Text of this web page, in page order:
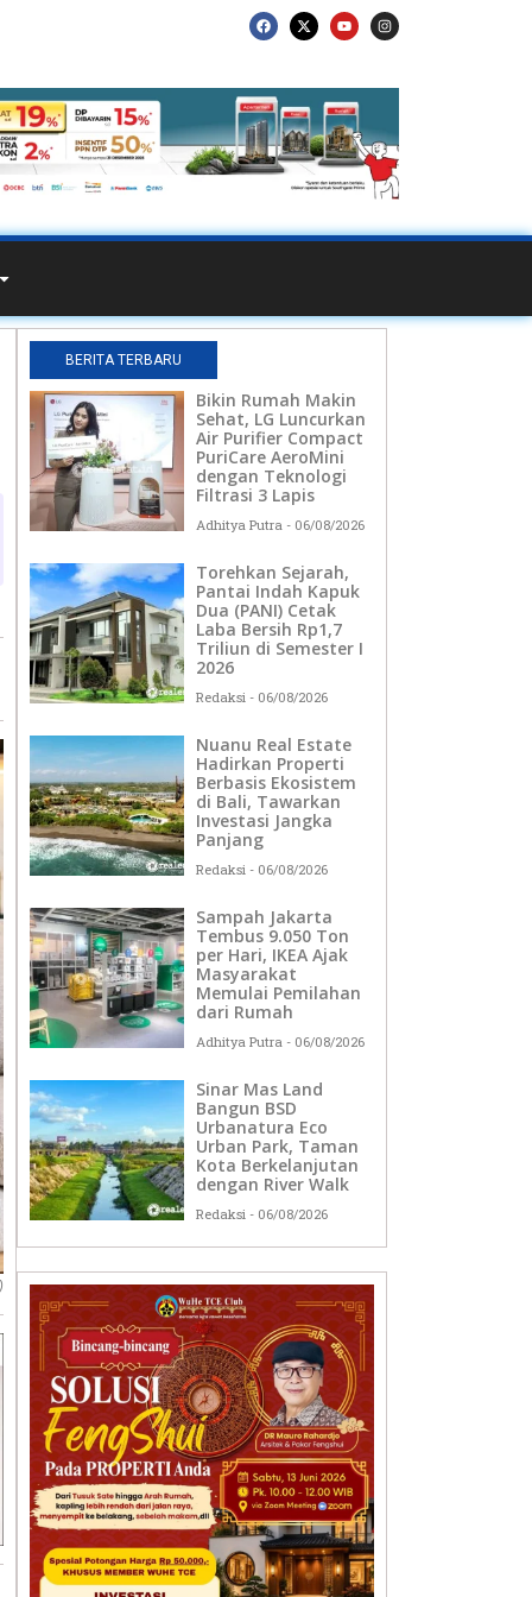
BERITA TERBARU
Bikin Rumah Makin
Sehat, LG Luncurkan
Air Purifier Compact
PuriCare AeroMini
dengan Teknologi
Filtrasi 3 Lapis
Adhitya Putra 06/08/2026
Torehkan Sejarah,
Pantai Indah Kapuk
Dua (PANI) Cetak
Laba Bersih Rp1,7
Triliun di Semester I
2026
Redaksi 06/08/2026
Nuanu Real Estate
Hadirkan Properti
Berbasis Ekosistem
di Bali, Tawarkan
Investasi Jangka
Panjang
Redaksi 06/08/2026
Sampah Jakarta
Tembus 9.050 Ton
per Hari, IKEA Ajak
Masyarakat
Memulai Pemilahan
dari Rumah
Adhitya Putra 06/08/2026
Sinar Mas Land
Bangun BSD
Urbanatura Eco
Urban Park, Taman
Kota Berkelanjutan
dengan River Walk
Redaksi 06/08/2026